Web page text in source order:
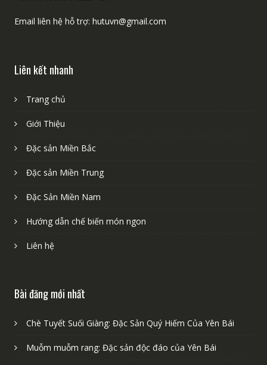
Email liên hệ hỗ trợ: hutuvn@gmail.com
Liên kết nhanh
Trang chủ
Giới Thiệu
Đặc sản Miền Bắc
Đặc sản Miền Trung
Đặc Sản Miền Nam
Hướng dẫn chế biến món ngon
Liên hệ
Bài đăng mới nhất
Chè Tuyết Suối Giàng: Đặc Sản Quý Hiếm Của Yên Bái
Muỗm muỗm rang: Đặc sản độc đáo của Yên Bái